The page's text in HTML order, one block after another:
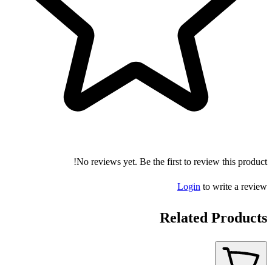
No reviews yet. Be the first to review this product!
Login to write a review
Related Products